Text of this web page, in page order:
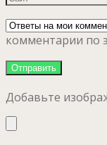
комментарии по
Добавьте